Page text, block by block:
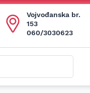
Vojvođanska br.
153
060/3030623